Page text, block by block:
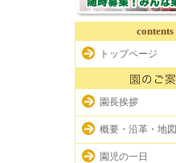
contents
トップページ
園長挨拶
概要・沿革・地図
園児の一日